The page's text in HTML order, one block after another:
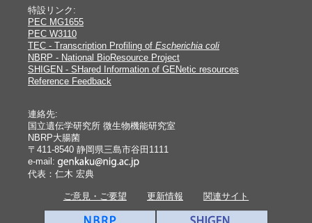
特設リンク:
PEC MG1655
PEC W3110
TEC - Transcription Profiling of Escherichia coli
NBRP - National BioResource Project
SHIGEN - SHared Information of GENetic resources
Reference Feedback
連絡先:
国立遺伝学研究所 微生物機能研究室
NBRP大腸菌
〒411-8540 静岡県三島市谷田1111
e-mail:
代表：仁木 宏典
ご意見・ご要望 更新情報 関連サイト